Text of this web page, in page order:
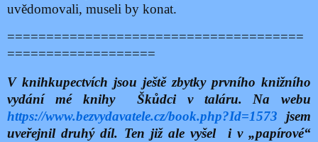
uvědomovali, museli by konat.
======================================
===================
V knihkupectvích jsou ještě zbytky prvního knižního
vydání mé knihy Škůdci v taláru. Na webu
https://www.bezvydavatele.cz/book.php?Id=1573
jsem
uveřejnil druhý díl. Ten již ale vyšel
i v „papírové“